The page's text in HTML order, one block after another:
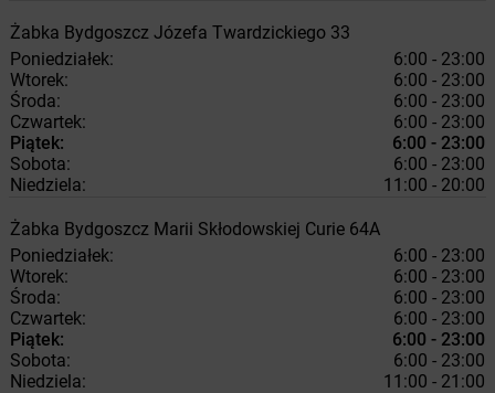
Żabka Bydgoszcz Józefa Twardzickiego 33
Poniedziałek:
6:00 - 23:00
Wtorek:
6:00 - 23:00
Środa:
6:00 - 23:00
Czwartek:
6:00 - 23:00
Piątek:
6:00 - 23:00
Sobota:
6:00 - 23:00
Niedziela:
11:00 - 20:00
Żabka Bydgoszcz Marii Skłodowskiej Curie 64A
Poniedziałek:
6:00 - 23:00
Wtorek:
6:00 - 23:00
Środa:
6:00 - 23:00
Czwartek:
6:00 - 23:00
Piątek:
6:00 - 23:00
Sobota:
6:00 - 23:00
Niedziela:
11:00 - 21:00